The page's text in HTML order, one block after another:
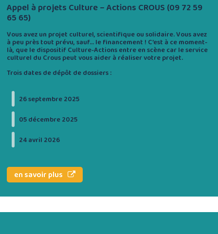
Appel à projets Culture – Actions CROUS (09 72 59
65 65)
Vous avez un projet culturel, scientifique ou solidaire. Vous avez
à peu près tout prévu, sauf… le financement ! C’est à ce moment-
là, que le dispositif Culture-Actions entre en scène car le service
culturel du Crous peut vous aider à réaliser votre projet.
Trois dates de dépôt de dossiers :
26 septembre 2025
05 décembre 2025
24 avril 2026
en savoir plus